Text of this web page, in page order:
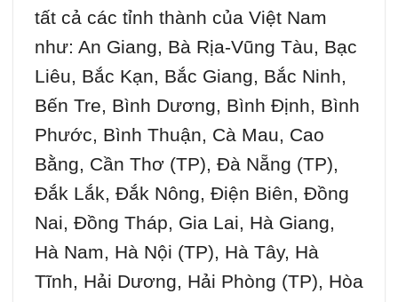
tất cả các tỉnh thành của Việt Nam
như: An Giang, Bà Rịa-Vũng Tàu, Bạc
Liêu, Bắc Kạn, Bắc Giang, Bắc Ninh,
Bến Tre, Bình Dương, Bình Định, Bình
Phước, Bình Thuận, Cà Mau, Cao
Bằng, Cần Thơ (TP), Đà Nẵng (TP),
Đắk Lắk, Đắk Nông, Điện Biên, Đồng
Nai, Đồng Tháp, Gia Lai, Hà Giang,
Hà Nam, Hà Nội (TP), Hà Tây, Hà
Tĩnh, Hải Dương, Hải Phòng (TP), Hòa